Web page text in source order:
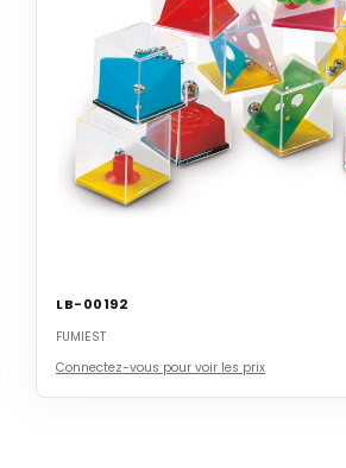
LB-00192
FUMIEST
Connectez-vous pour voir les prix